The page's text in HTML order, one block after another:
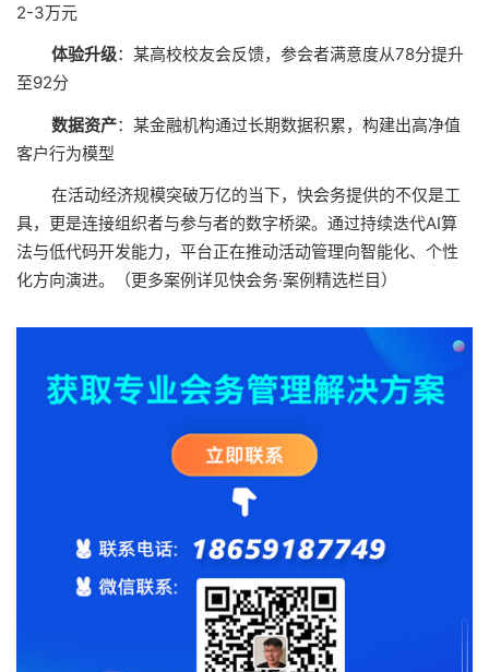
2-3万元
体验升级：某高校校友会反馈，参会者满意度从78分提升
至92分
数据资产：某金融机构通过长期数据积累，构建出高净值
客户行为模型
在活动经济规模突破万亿的当下，快会务提供的不仅是工
具，更是连接组织者与参与者的数字桥梁。通过持续迭代AI算
法与低代码开发能力，平台正在推动活动管理向智能化、个性
化方向演进。（更多案例详见快会务·案例精选栏目）